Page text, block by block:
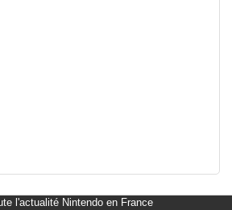
l'actualité Nintendo en France